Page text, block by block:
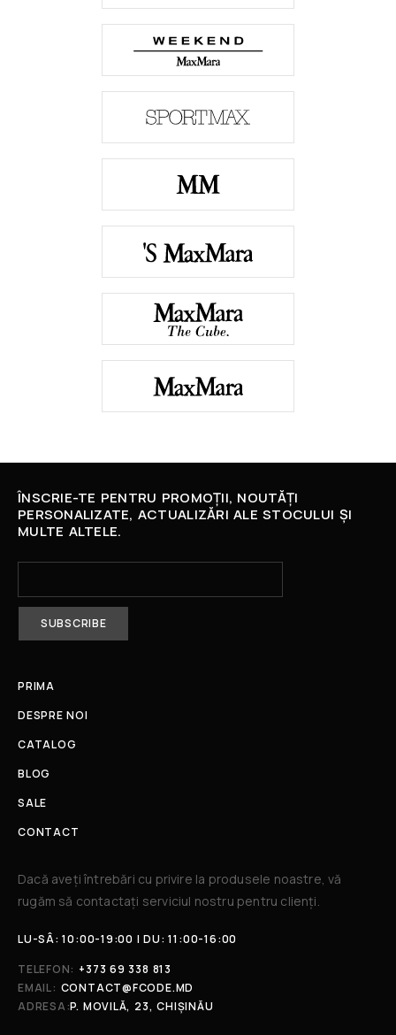
ÎNSCRIE-TE PENTRU PROMOȚII, NOUTĂȚI
PERSONALIZATE, ACTUALIZĂRI ALE STOCULUI ȘI
MULTE ALTELE.
PRIMA
DESPRE NOI
CATALOG
BLOG
SALE
CONTACT
Dacă aveți întrebări cu privire la produsele noastre, vă
rugăm să contactați serviciul nostru pentru clienți.​
LU-SÂ: 10:00-19:00 | DU: 11:00-16:00
TELEFON: +373 69 338 813
EMAIL: CONTACT@FCODE.MD
ADRESA:P. MOVILĂ, 23, CHIȘINĂU